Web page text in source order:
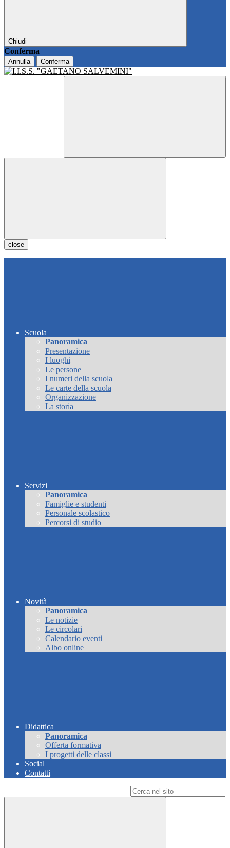
Chiudi
Conferma
Annulla Conferma
close
Scuola
Panoramica
Presentazione
I luoghi
Le persone
I numeri della scuola
Le carte della scuola
Organizzazione
La storia
Servizi
Panoramica
Famiglie e studenti
Personale scolastico
Percorsi di studio
Novità
Panoramica
Le notizie
Le circolari
Calendario eventi
Albo online
Didattica
Panoramica
Offerta formativa
I progetti delle classi
Social
Contatti